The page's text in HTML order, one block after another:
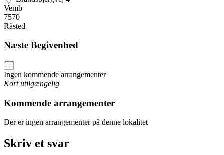
Vemb
7570
Råsted
Næste Begivenhed
Ingen kommende arrangementer
Kort utilgængelig
Kommende arrangementer
Der er ingen arrangementer på denne lokalitet
Skriv et svar